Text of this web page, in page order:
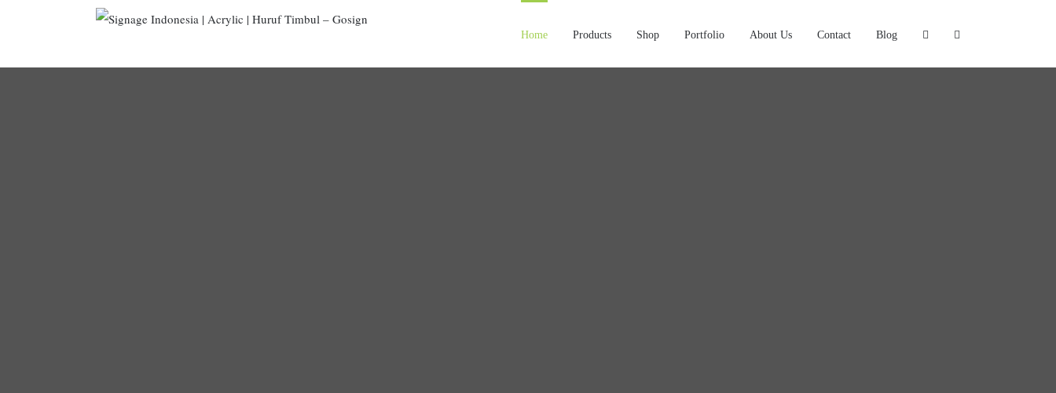
Home Products Shop Portfolio About Us Contact Blog